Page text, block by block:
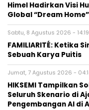
Himel Hadirkan Visi
Global “Dream Home”
Sabtu, 8 Agustus 2026 -
FAMILIARITÉ: Ketika
Sebuah Karya Puitis
Jumat, 7 Agustus 2026 -
HIKSEMI Tampilkan
Seluruh Skenario di
Pengembangan AI di